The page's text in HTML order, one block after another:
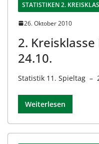
STATISTIKEN 2.
26. Oktober 2010
2.
24.10.
Statistik 11. Spieltag –
Weiterlesen